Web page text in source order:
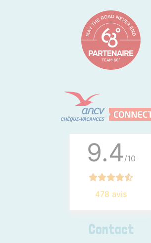
9.4 /10
478 avis
Contact